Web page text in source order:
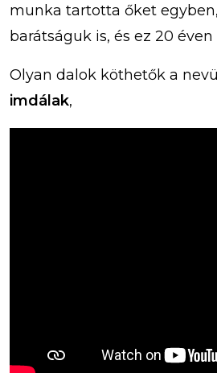
munka tartotta őket
barátságuk is, és ez 20
Olyan dalok köthetők a
imdálak,